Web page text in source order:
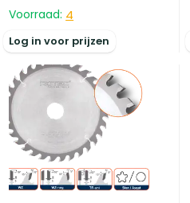
Voorraad: 4
Log in voor prijzen